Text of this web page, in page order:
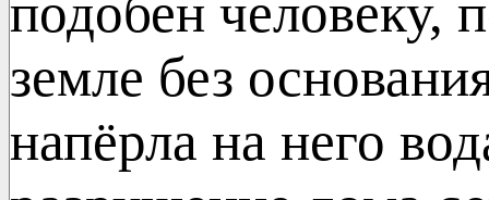
подобен человеку,
земле без
напёрла на него